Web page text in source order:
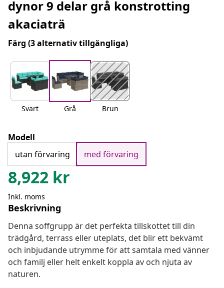
dynor 9 delar grå konstrotting
akaciaträ
Färg (3 alternativ tillgängliga)
Svart Grå Brun
Modell
utan förvaring
med förvaring
8,922 kr
Inkl. moms
Beskrivning
Denna soffgrupp är det perfekta tillskottet till din
trädgård, terrass eller uteplats, det blir ett bekvämt
och inbjudande utrymme för att samtala med vänner
och familj eller helt enkelt koppla av och njuta av
naturen.